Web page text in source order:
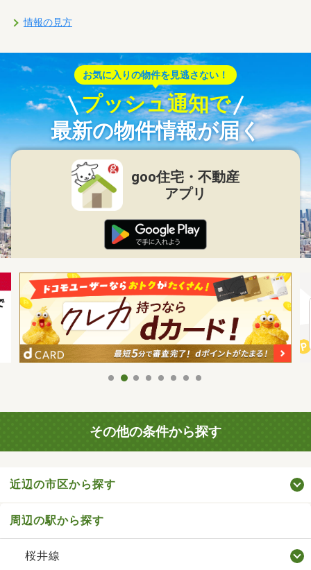
情報の見方
お気に入りの物件を見逃さない！
プッシュ通知で
最新の物件情報が届く
goo住宅・不動産
アプリ
その他の条件から探す
近辺の市区から探す
周辺の駅から探す
桜井線